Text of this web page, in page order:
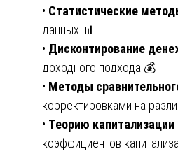
• Статистические
данных 📊
• Дисконтирование
доходного подхода 💰
• Методы
корректировками на
• Теорию капитализации
коэффициентов